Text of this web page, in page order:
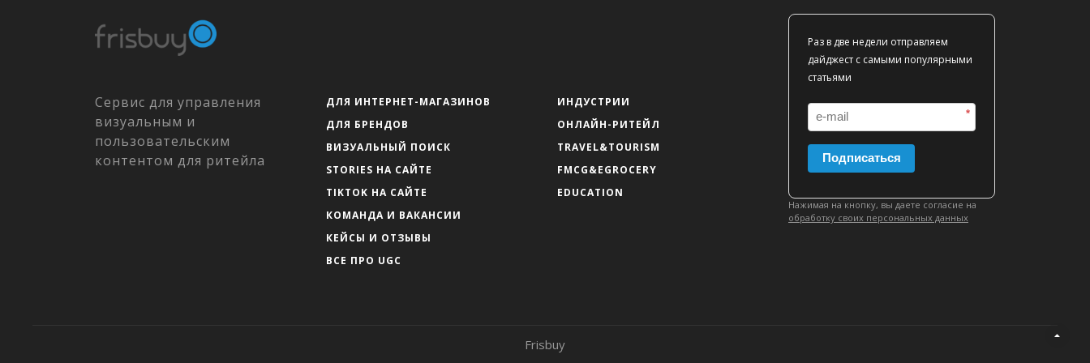
Сервис для управления
визуальным и
пользовательским
контентом для ритейла
ДЛЯ ИНТЕРНЕТ-МАГАЗИНОВ
ДЛЯ БРЕНДОВ
ВИЗУАЛЬНЫЙ ПОИСК
STORIES НА САЙТЕ
TIKTOK НА САЙТЕ
КОМАНДА И ВАКАНСИИ
КЕЙСЫ И ОТЗЫВЫ
ВСЕ ПРО UGC
ИНДУСТРИИ
ОНЛАЙН-РИТЕЙЛ
TRAVEL&TOURISM
FMCG&EGROCERY
EDUCATION
Раз в две недели отправляем
дайджест с самыми популярными
статьями
*
Подписаться
Нажимая на кнопку, вы даете согласие на
обработку своих персональных данных
Frisbuy